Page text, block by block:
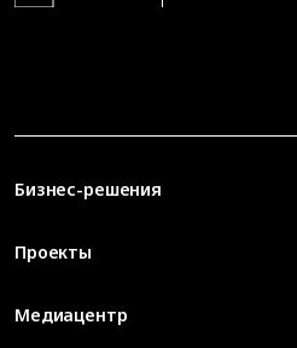
Бизнес-решения
Проекты
Медиацентр